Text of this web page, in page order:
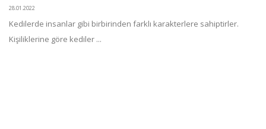
28.01.2022
Kedilerde insanlar gibi birbirinden farklı karakterlere sahiptirler.
Kişiliklerine göre kediler ...